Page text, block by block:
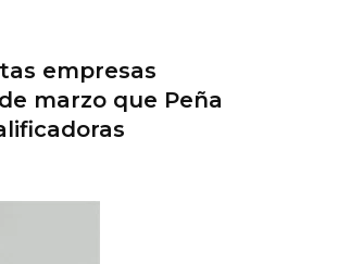
empresas
marzo que Peña